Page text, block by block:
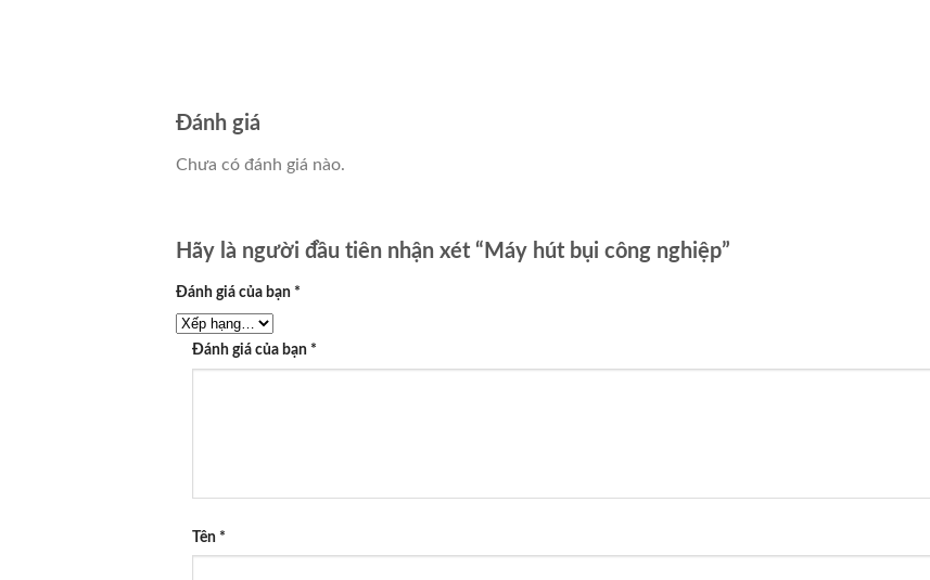
Đánh giá
Chưa có đánh giá nào.
Hãy là người đầu tiên nhận xét “Máy hút bụi công nghiệp”
Đánh giá của bạn *
Đánh giá của bạn *
Tên *